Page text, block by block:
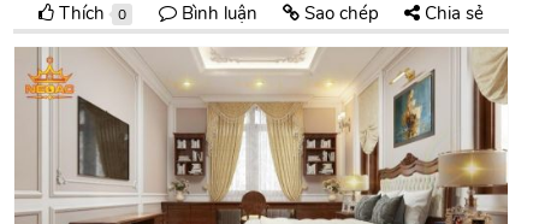
Thích 0 Bình luận Sao chép Chia sẻ